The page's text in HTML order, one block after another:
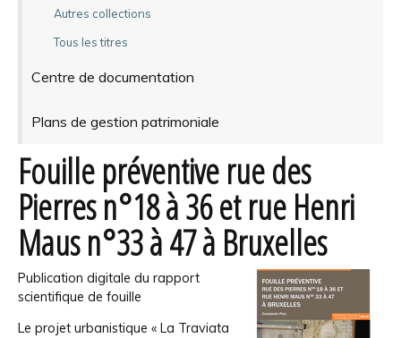
Autres collections
Tous les titres
Centre de documentation
Plans de gestion patrimoniale
Fouille préventive rue des
Pierres n°18 à 36 et rue Henri
Maus n°33 à 47 à Bruxelles
Publication digitale du rapport
scientifique de fouille
Le projet urbanistique « La Traviata